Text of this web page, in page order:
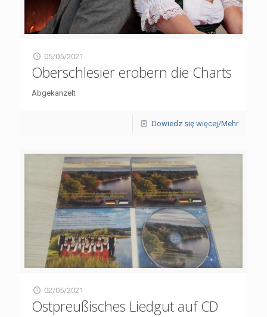
05/05/2021
Oberschlesier erobern die Charts
Abgekanzelt
Dowiedz się więcej/Mehr
02/05/2021
Ostpreußisches Liedgut auf CD